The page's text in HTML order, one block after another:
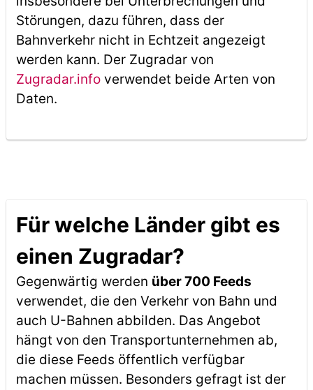
Störungen, dazu führen, dass der
Bahnverkehr nicht in Echtzeit angezeigt
werden kann. Der Zugradar von
Zugradar.infoverwendet beide Arten von
Daten.
Für welche Länder gibt es
einen Zugradar?
Gegenwärtig werden über 700 Feeds
verwendet, die den Verkehr von Bahn und
auch U-Bahnen abbilden. Das Angebot
hängt von den Transportunternehmen ab,
die diese Feeds öffentlich verfügbar
machen müssen. Besonders gefragt ist der